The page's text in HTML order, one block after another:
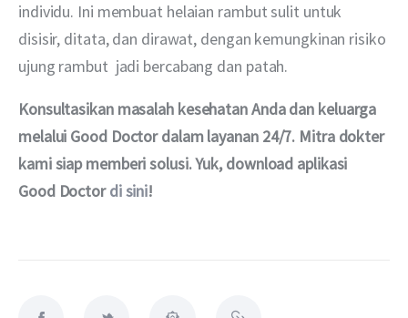
individu. Ini membuat helaian rambut sulit untuk
disisir, ditata, dan dirawat, dengan kemungkinan risiko
ujung rambut  jadi bercabang dan patah.
Konsultasikan masalah kesehatan Anda dan keluarga
melalui Good Doctor dalam layanan 24/7. Mitra dokter
kami siap memberi solusi. Yuk, download aplikasi
Good Doctor di sini!